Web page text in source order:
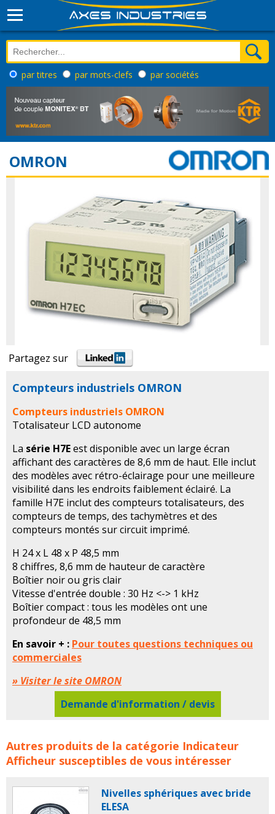
par titres par mots-clefs par sociétés
OMRON
Partagez sur
Compteurs industriels OMRON
Compteurs industriels OMRON
Totalisateur LCD autonome
La série H7Eest disponible avec un large écran
affichant des caractères de 8,6 mm de haut. Elle inclut
des modèles avec rétro-éclairage pour une meilleure
visibilité dans les endroits faiblement éclairé. La
famille H7E inclut des compteurs totalisateurs, des
compteurs de temps, des tachymètres et des
compteurs montés sur circuit imprimé.
H 24 x L 48 x P 48,5 mm
8 chiffres, 8,6 mm de hauteur de caractère
Boîtier noir ou gris clair
Vitesse d'entrée double : 30 Hz <-> 1 kHz
Boîtier compact : tous les modèles ont une
profondeur de 48,5 mm
En savoir + : Pour toutes questions techniques ou
commerciales
» Visiter le site OMRON
Demande d'information / devis
Compteurs industriels OMRON concerne les familles de
produits :omronindicateur afficheur compteur
afficheurs
Autres produits de la catégorie Indicateur
Afficheur susceptibles de vous intéresser
Nivelles sphériques avec bride
ELESA